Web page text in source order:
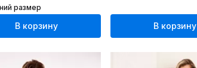
размер
В корзину В корзину